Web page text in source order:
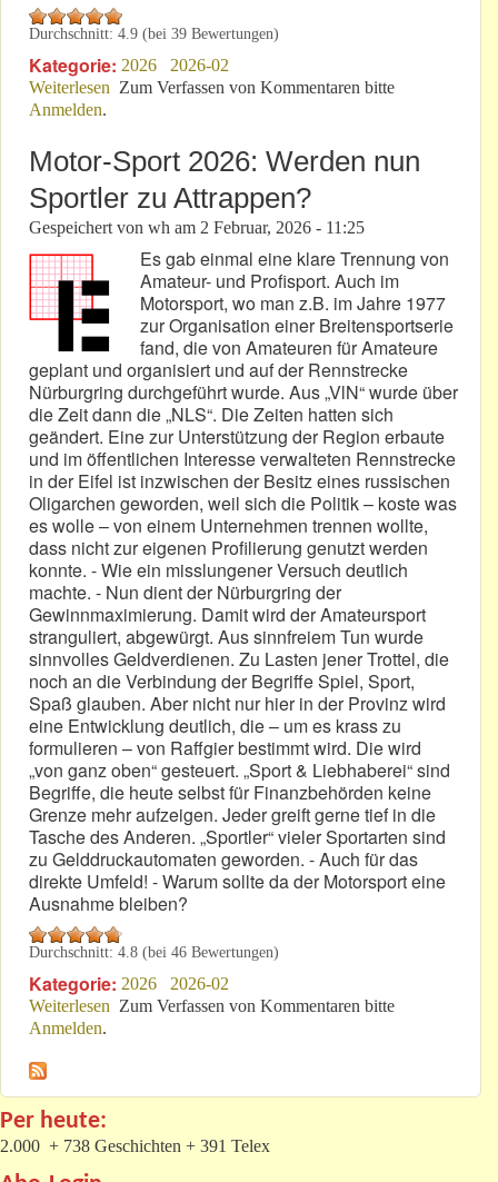
Durchschnitt: 4.9 (bei 39 Bewertungen)
Kategorie: 2026
2026-02
Weiterlesen über Größe garantiert kein verantwortungsvolles
Zum Verfassen von Kommentaren bitte
Anmelden.
Motor-Sport 2026: Werden nun
Sportler zu Attrappen?
Gespeichert von wh am 2 Februar, 2026 - 11:25
Es gab einmal eine klare Trennung von
Amateur- und Profisport. Auch im
Motorsport, wo man z.B. im Jahre 1977
zur Organisation einer Breitensportserie
fand, die von Amateuren für Amateure
geplant und organisiert und auf der Rennstrecke
Nürburgring durchgeführt wurde. Aus „VlN“ wurde über
die Zeit dann die „NLS“. Die Zeiten hatten sich
geändert. Eine zur Unterstützung der Region erbaute
und im öffentlichen Interesse verwalteten Rennstrecke
in der Eifel ist inzwischen der Besitz eines russischen
Oligarchen geworden, weil sich die Politik – koste was
es wolle – von einem Unternehmen trennen wollte,
dass nicht zur eigenen Profilierung genutzt werden
konnte. - Wie ein misslungener Versuch deutlich
machte. - Nun dient der Nürburgring der
Gewinnmaximierung. Damit wird der Amateursport
stranguliert, abgewürgt. Aus sinnfreiem Tun wurde
sinnvolles Geldverdienen. Zu Lasten jener Trottel, die
noch an die Verbindung der Begriffe Spiel, Sport,
Spaß glauben. Aber nicht nur hier in der Provinz wird
eine Entwicklung deutlich, die – um es krass zu
formulieren – von Raffgier bestimmt wird. Die wird
„von ganz oben“ gesteuert. „Sport & Liebhaberei“ sind
Begriffe, die heute selbst für Finanzbehörden keine
Grenze mehr aufzeigen. Jeder greift gerne tief in die
Tasche des Anderen. „Sportler“ vieler Sportarten sind
zu Gelddruckautomaten geworden. - Auch für das
direkte Umfeld! - Warum sollte da der Motorsport eine
Ausnahme bleiben?
Durchschnitt: 4.8 (bei 46 Bewertungen)
Kategorie: 2026
2026-02
Weiterlesen über Motor-Sport 2026: Werden nun Sportler zu
Zum Verfassen von Kommentaren bitte
Anmelden.
Per heute:
2.000 + 738 Geschichten + 391 Telex